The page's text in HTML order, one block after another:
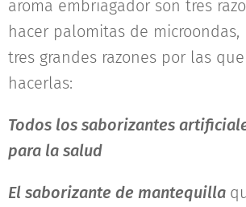
aroma embriagador son tres
hacer palomitas de
tres grandes razones por las
hacerlas:
Todos los saborizantes
para la salud
El saborizante de mantequilla